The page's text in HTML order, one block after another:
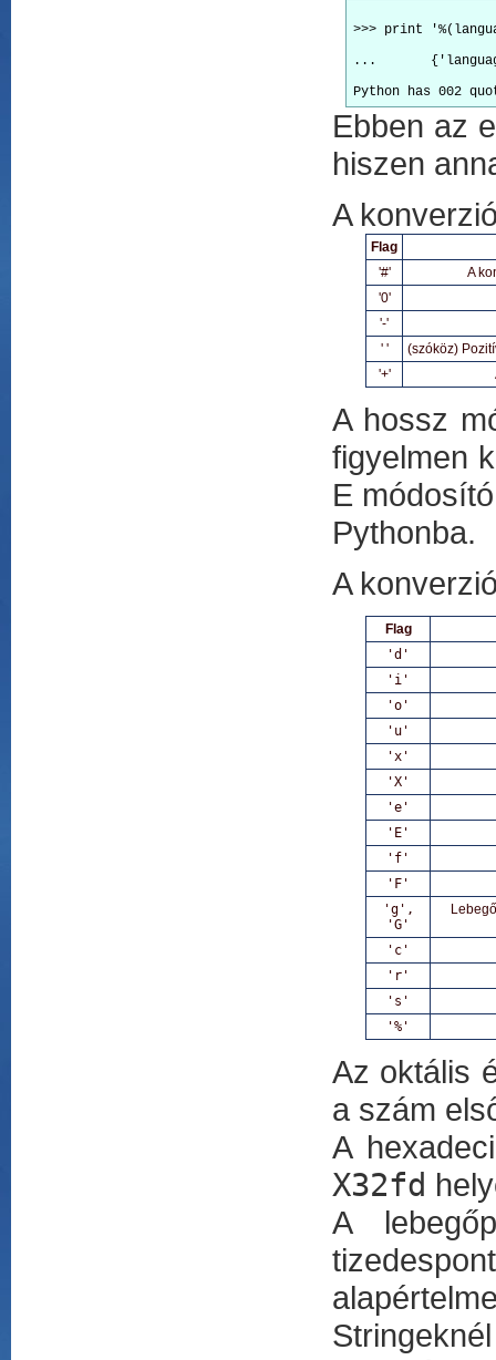
>>> print
...
Ebben az
hiszen
A
Flag
'#'
A
'0'
'-'
' '
(szóköz)
'+'
A hossz
figyelmen
E
Pythonba.
A
Flag
'd'
'i'
'o'
'u'
'x'
'X'
'e'
'E'
'f'
'F'
'g',
'G'
'c'
'r'
's'
'%'
Az oktális
a szám
A
X32fd
A